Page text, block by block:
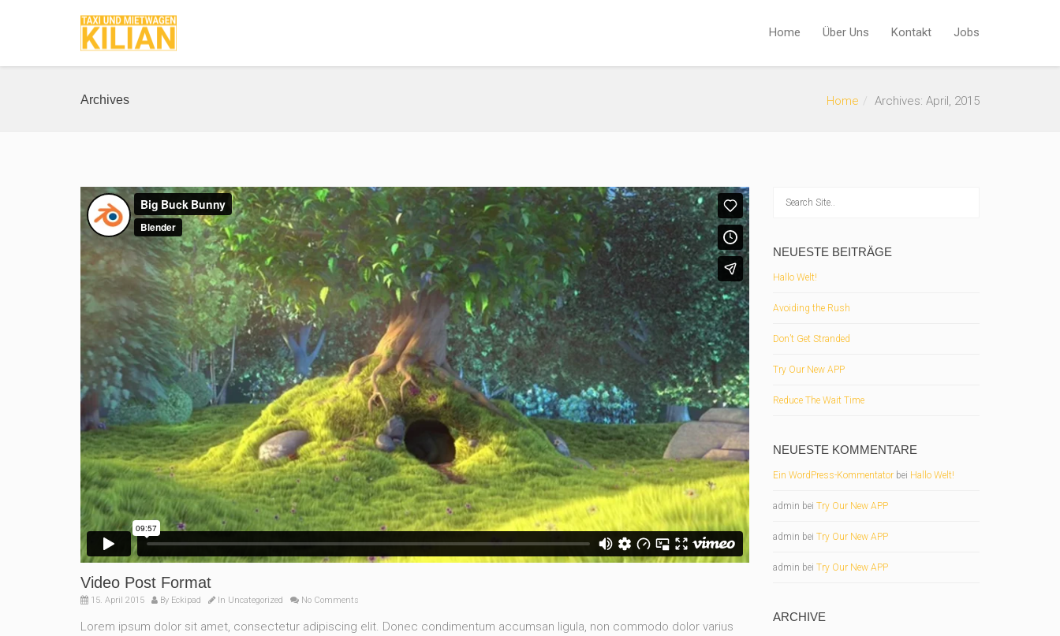
Home Über Uns Kontakt Jobs
Archives Home Archives: April, 2015
Video Post Format
15. April 2015 By Eckipad In Uncategorized No Comments
Lorem ipsum dolor sit amet, consectetur adipiscing elit. Donec condimentum accumsan ligula, non commodo dolor varius
NEUESTE BEITRÄGE
Hallo Welt!
Avoiding the Rush
Don’t Get Stranded
Try Our New APP
Reduce The Wait Time
NEUESTE KOMMENTARE
Ein WordPress-Kommentatorbei Hallo Welt!
admin bei Try Our New APP
admin bei Try Our New APP
admin bei Try Our New APP
ARCHIVE